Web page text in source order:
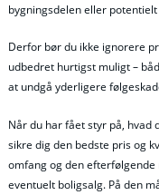
bygningsdelen eller
Derfor bør du ikke ignorere
udbedret hurtigst muligt –
at undgå yderligere
Når du har fået styr på, hvad
sikre dig den bedste pris og
omfang og den
eventuelt boligsalg. På den